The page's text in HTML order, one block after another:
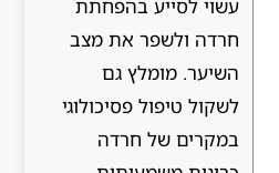
עשוי לסייע בהפחתת
חרדה ולשפר את מצב
השיער. מומלץ גם
לשקול טיפול פסיכולוגי
במקרים של חרדה